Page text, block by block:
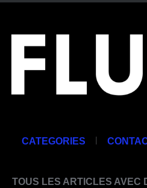
CATEGORIES |
TOUS LES ARTICLES AVEC